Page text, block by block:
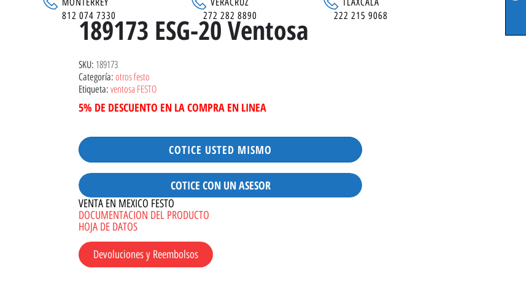
812 074 7330 272 282 8890 222 215 9068
189173 ESG-20 Ventosa
SKU: 189173
Categoría: otros festo
Etiqueta: ventosa FESTO
5% DE DESCUENTO EN LA COMPRA EN LINEA
COTICE USTED MISMO
COTICE CON UN ASESOR
VENTA EN MEXICO FESTO
DOCUMENTACION DEL PRODUCTO
HOJA DE DATOS
Devoluciones y Reembolsos